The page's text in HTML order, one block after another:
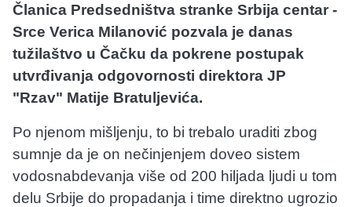
Članica Predsedništva stranke Srbija centar -
Srce Verica Milanović pozvala je danas
tužilaštvo u Čačku da pokrene postupak
utvrđivanja odgovornosti direktora JP
"Rzav" Matije Bratuljevića.
Po njenom mišljenju, to bi trebalo uraditi zbog
sumnje da je on nečinjenjem doveo sistem
vodosnabdevanja više od 200 hiljada ljudi u tom
delu Srbije do propadanja i time direktno ugrozio